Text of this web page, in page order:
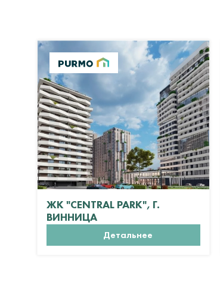
ЖК "CENTRAL PARK", Г.
ВИННИЦА
Детальнее